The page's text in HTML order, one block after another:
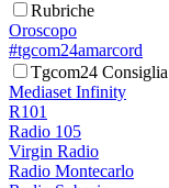
Rubriche
Oroscopo
#tgcom24amarcord
Tgcom24 Consiglia
Mediaset Infinity
R101
Radio 105
Virgin Radio
Radio Montecarlo